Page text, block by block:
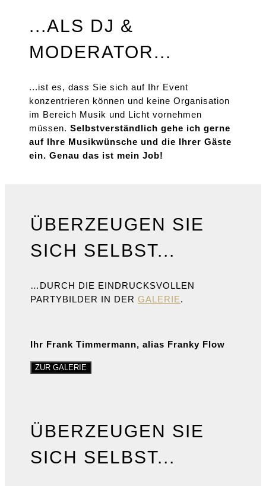
...ALS DJ &
MODERATOR...
...ist es, dass Sie sich auf Ihr Event
konzentrieren können und keine Organisation
im Bereich Musik und Licht vornehmen
müssen.Selbstverständlich gehe ich gerne
auf Ihre Musikwünsche und die Ihrer Gäste
ein. Genau das ist mein Job!
ÜBERZEUGEN SIE
SICH SELBST...
…DURCH DIE EINDRUCKSVOLLEN
PARTYBILDER IN DERGALERIE.
Ihr Frank Timmermann, alias Franky Flow
ZUR GALERIE
ÜBERZEUGEN SIE
SICH SELBST...